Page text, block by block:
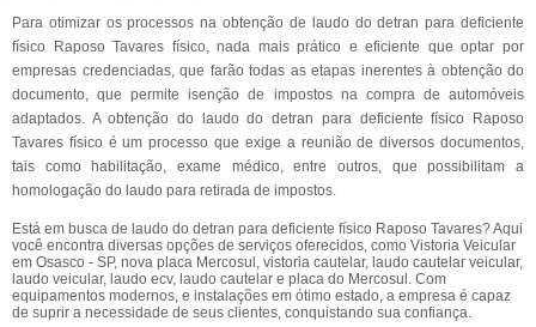
Para otimizar os processos na obtenção de laudo do detran para deficiente
físico Raposo Tavares físico, nada mais prático e eficiente que optar por
empresas credenciadas, que farão todas as etapas inerentes à obtenção do
documento, que permite isenção de impostos na compra de automóveis
adaptados. A obtenção do laudo do detran para deficiente físico Raposo
Tavares físico é um processo que exige a reunião de diversos documentos,
tais como habilitação, exame médico, entre outros, que possibilitam a
homologação do laudo para retirada de impostos.
Está em busca de laudo do detran para deficiente físico Raposo Tavares? Aqui
você encontra diversas opções de serviços oferecidos, como Vistoria Veicular
em Osasco - SP, nova placa Mercosul, vistoria cautelar, laudo cautelar veicular,
laudo veicular, laudo ecv, laudo cautelar e placa do Mercosul. Com
equipamentos modernos, e instalações em ótimo estado, a empresa é capaz
de suprir a necessidade de seus clientes, conquistando sua confiança.